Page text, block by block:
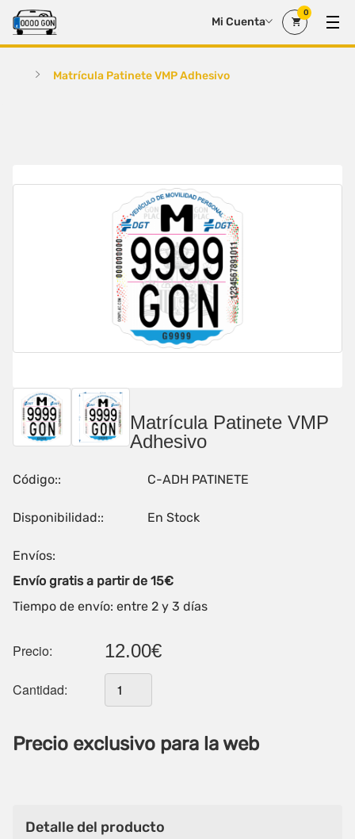
Mi Cuenta
0
Matrícula Patinete VMP Adhesivo
Matrícula Patinete VMP
Adhesivo
Código:: C-ADH PATINETE
Disponibilidad:: En Stock
Envíos:
Envío gratis a partir de 15€
Tiempo de envío: entre 2 y 3 días
Precio: 12.00€
Cantidad:
Precio exclusivo para la web
Detalle del producto